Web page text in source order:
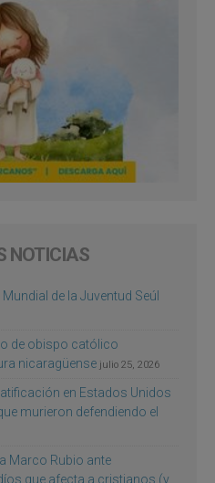
NOTICIAS
de la Juventud Seúl
de obispo católico
nicaragüense julio 25, 2026
en Estados Unidos
murieron defendiendo el
Marco Rubio ante
que afecta a cristianos (y